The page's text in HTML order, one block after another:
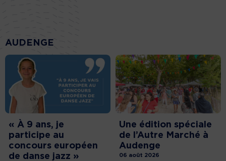
AUDENGE
« À 9 ans, je
participe au
concours européen
de danse jazz »
Une édition spéciale
de l’Autre Marché à
Audenge
06 août 2026